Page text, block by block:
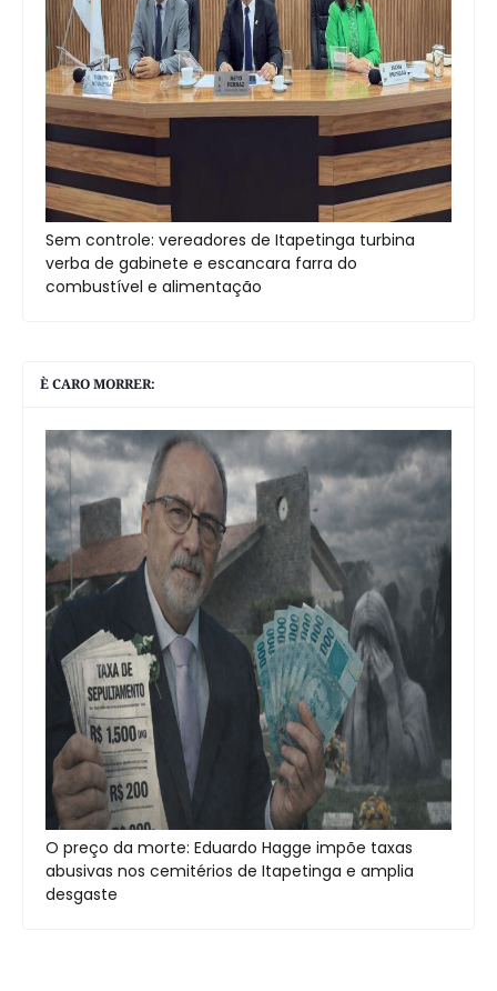
Sem controle: vereadores de Itapetinga turbina
verba de gabinete e escancara farra do
combustível e alimentação
È CARO MORRER:
O preço da morte: Eduardo Hagge impõe taxas
abusivas nos cemitérios de Itapetinga e amplia
desgaste